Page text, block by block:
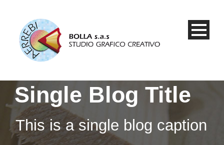
Single Blog Title
This is a single blog caption